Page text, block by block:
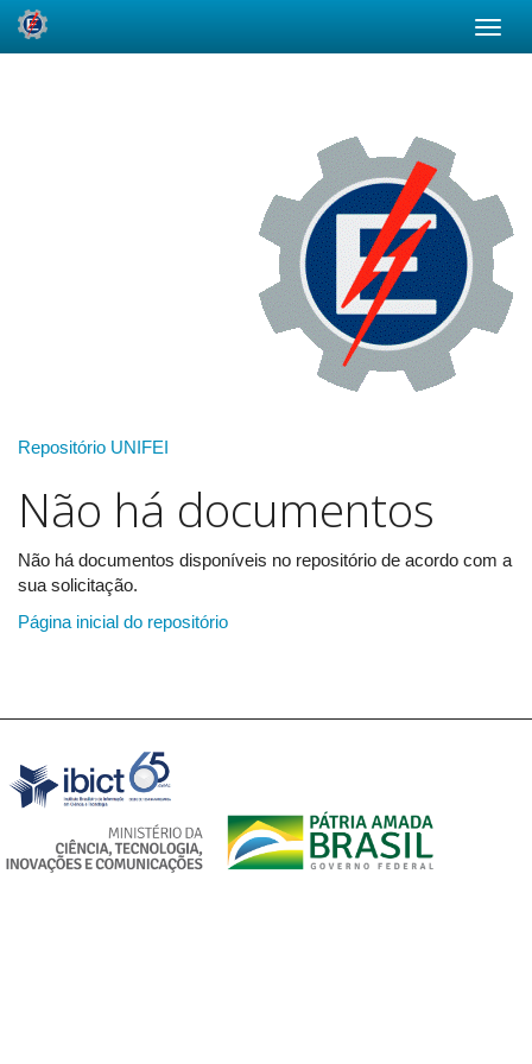
Repositório UNIFEI
Não há documentos
Não há documentos disponíveis no repositório de acordo com a
sua solicitação.
Página inicial do repositório